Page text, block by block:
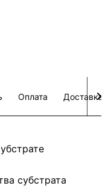
Оплата Доставка
субстрата